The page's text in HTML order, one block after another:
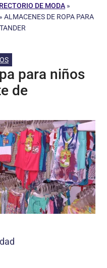
DE MODA »
» ALMACENES DE ROPA PARA
para niños
de